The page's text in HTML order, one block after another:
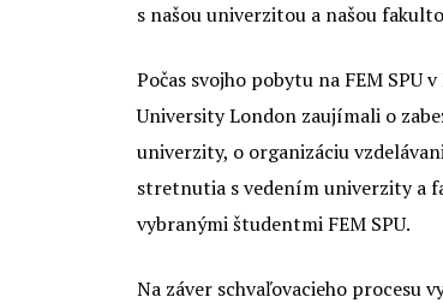
s našou univerzitou a našou
Počas svojho pobytu na FEM SPU
University London zaujímali o
univerzity, o organizáciu
stretnutia s vedením univerzity a
vybranými študentmi FEM SPU.
Na záver schvaľovacieho procesu